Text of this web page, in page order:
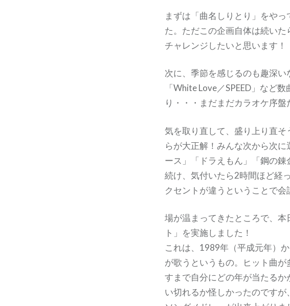
まずは「曲名しりとり」をや
た。ただこの企画自体は続い
チャレンジしたいと思います！
次に、季節を感じるのも趣深い
「White Love／SPEED」など
り・・・まだまだカラオケ序
気を取り直して、盛り上り直
らが大正解！みんな次から次
ース」「ドラえもん」「鋼の
続け、気付いたら2時間ほど経
クセントが違うということで会
場が温まってきたところで、
ト」を実施しました！
これは、1989年（平成元年）
が歌うというもの。ヒット曲
すまで自分にどの年が当たる
い切れるか怪しかったのです